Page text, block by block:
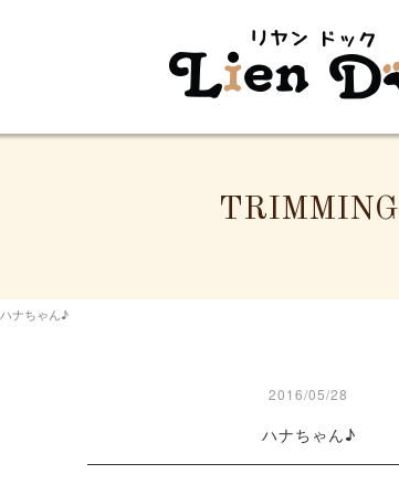
TRIMMING
ハナちゃん♪
2016/05/28
ハナちゃん♪